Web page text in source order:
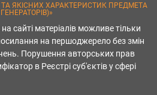
ЯКІСНИХ ХАРАКТЕРИСТИК ПРЕДМЕТА
сайті матеріалів можливе тільки
на першоджерело без змін
Порушення авторських прав
в Реєстрі суб'єктів у сфері